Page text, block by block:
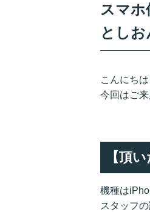
スマホ
とし
こんにち
今回はご
【頂
機種は
スタッフ